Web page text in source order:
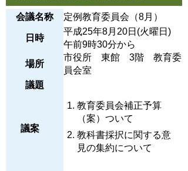
会議名称 定例教育委員会（8月）
日時
平成25年8月20日(火曜日)
午前9時30分から
場所
市役所 東館 3階 教育委
員会室
議題
議案
教育委員会補正予算
（案）ついて
教科書採択に関する意
見の集約について